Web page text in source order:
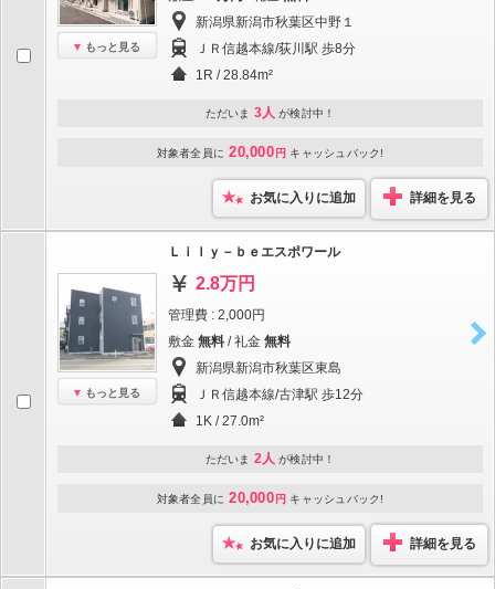
もっと見る
新潟県新潟市秋葉区中野１
ＪＲ信越本線/荻川駅 歩8分
1R / 28.84m²
ただいま 3人 が検討中！
対象者全員に 20,000 円 キャッシュバック!
お気に入りに追加 詳細を見る
もっと見る
Ｌｉｌｙ－ｂｅエスポワール
2.8万円
管理費 : 2,000円
敷金 無料 / 礼金 無料
新潟県新潟市秋葉区東島
ＪＲ信越本線/古津駅 歩12分
1K / 27.0m²
ただいま 2人 が検討中！
対象者全員に 20,000 円 キャッシュバック!
お気に入りに追加 詳細を見る